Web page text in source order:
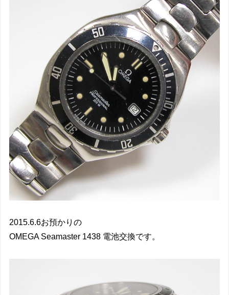
2015.6.6お預かりの
OMEGA Seamaster 1438 電池交換です。